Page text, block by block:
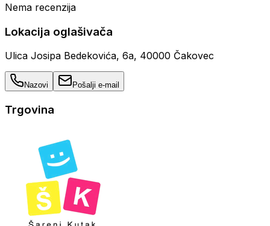
Nema recenzija
Lokacija oglašivača
Ulica Josipa Bedekovića, 6a, 40000 Čakovec
Nazovi Pošalji e-mail
Trgovina